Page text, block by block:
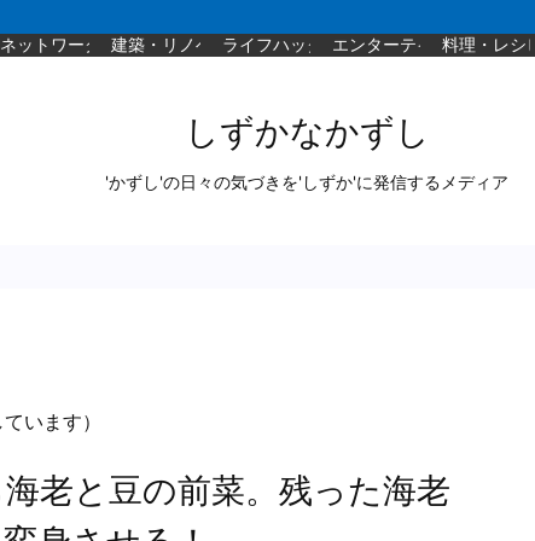
ネットワーク 建築・リノベ ライフハック エンターテイメント料理・レシピ
しずかなかずし
'かずし'の日々の気づきを'しずか'に発信するメディア
います）
老と豆の前菜。残った海老